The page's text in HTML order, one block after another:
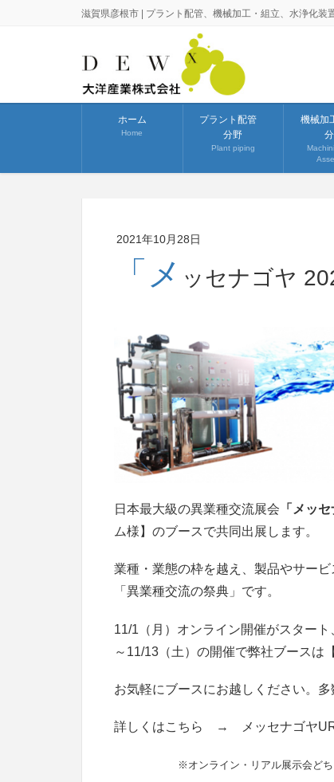
滋賀県彦根市 | プラント配管、機械加工・組立、水浄化装
ホーム
Home
プラント配管
分野
Plant piping
機械加
2021年10月28日
「メ ッセナゴヤ
日本最大級の異業種交流展会 「メッ
ム様】のブースで共同出展します。
業種・業態の枠を越え、製品やサー
「異業種交流の祭典」です。
11/1（月）オンライン開催がスター
～11/13（土）の開催で弊社ブースは【
お気軽にブースにお越しください。
詳しくはこちら → メッセナゴヤ
※オンライン・リアル展示会ど